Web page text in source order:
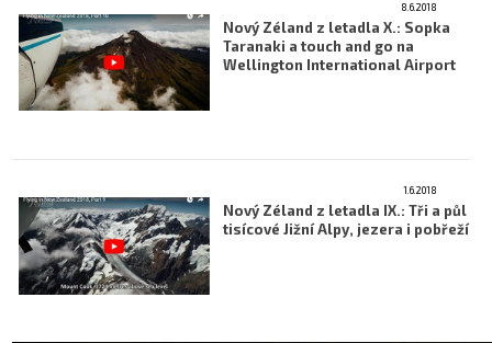
8.6.2018
Nový Zéland z letadla X.: Sopka
Taranaki a touch and go na
Wellington International Airport
1.6.2018
Nový Zéland z letadla IX.: Tři a půl
tisícové Jižní Alpy, jezera i pobřeží
VFR Communication app
The SAFE Guide app
Inzerujte s námi
E-SHOP